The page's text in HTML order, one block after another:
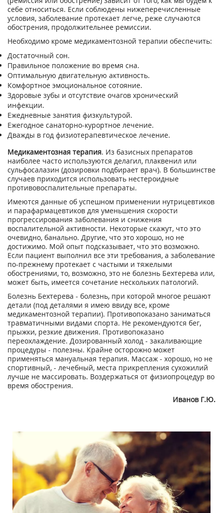
себе относиться. Если соблюдены нижеперечисленные
условия, заболевание протекает легче, реже случаются
обострения, продолжительнее ремиссии.
Необходимо кроме медикаментозной терапии обеспечить:
Достаточный сон.
Правильное положение во время сна.
Оптимальную двигательную активность.
Комфортное эмоциональное сотояние.
Здоровые зубы и отсутствие очагов хронический
инфекции.
Ежедневные занятия физкультурой.
Ежегодное санаторно-курортное лечение.
Дважды в год физиотерапевтическое лечение.
Медикаментозная терапия. Из базисных препаратов
наиболее часто используются делагил, плаквенил или
сульфосалазин (дозировки подбирает врач). В большинстве
случаев приходится использовать нестероидные
противовоспалительные препараты.
Имеются данные об успешном применении нутрицевтиков
и парафармацевтиков для уменьшения скорости
прогрессирования заболевания и снижения
воспалительной активности. Некоторые скажут, что это
очевидно, банально. Другие, что это хорошо, но не
достижимо. Мой опыт подсказывает, что это возможно.
Если пациент выполнил все эти требования, а заболевание
по-прежнему протекает с частыми и тяжелыми
обострениями, то, возможно, это не болезнь Бехтерева или,
может быть, имеется сочетание нескольких патологий.
Болезнь Бехтерева - болезнь, при которой многое решают
детали (под деталями я имею ввиду все, кроме
медикаментозной терапии). Противопоказано заниматься
травматичными видами спорта. Не рекомендуются бег,
прыжки, резкие движения. Противопоказано
переохлаждение. Дозированный холод - закаливающие
процедуры - полезны. Крайне осторожно может
применяться мануальная терапия. Массаж - хорошо, но не
спортивный, - лечебный, места прикрепления сухожилий
лучше не массировать. Воздержаться от физиопроцедур во
время обострения.
Иванов Г.Ю.